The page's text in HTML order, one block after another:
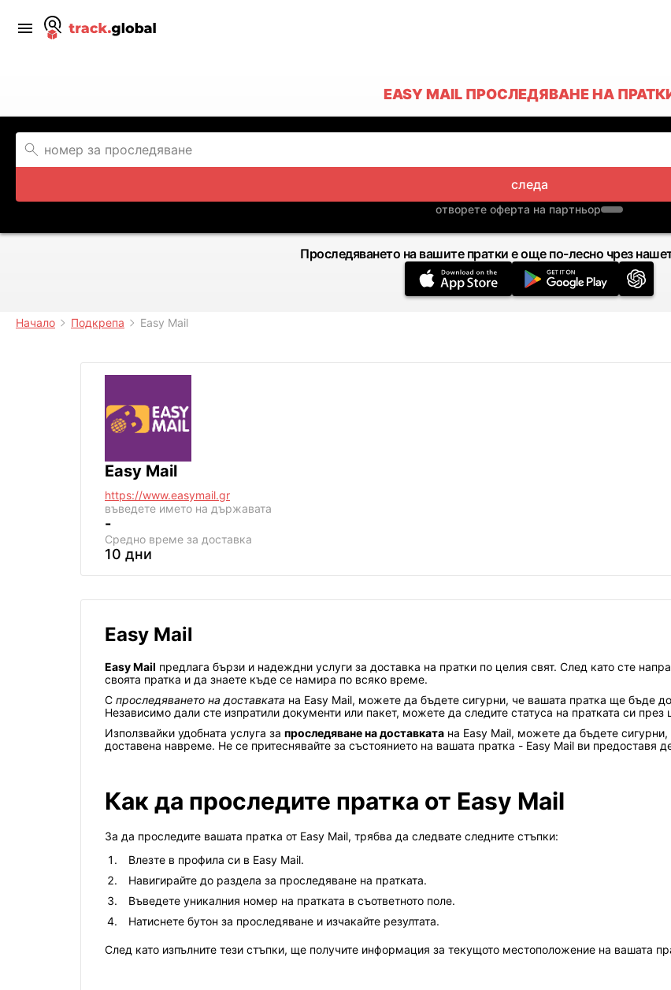
EASY MAIL ПРОСЛЕДЯВАНЕ НА
следа
отворете оферта на партньор
Проследяването на вашите пратки е още по-лесно чрез
Начало Подкрепа Easy Mail
Easy Mail
https://www.easymail.gr
въведете името на държавата
-
Средно време за доставка
10 дни
Easy Mail
Easy Mail предлага бързи и надеждни услуги за доставка на пратки по целия свят. След като сте
своята пратка и да знаете къде се намира по всяко време.
С проследяването на доставката на Easy Mail, можете да бъдете сигурни, че вашата пратка ще бъде
Независимо дали сте изпратили документи или пакет, можете да следите статуса на пратката си през
Използвайки удобната услуга за проследяване на доставката на Easy Mail, можете да бъдете
доставена навреме. Не се притеснявайте за състоянието на вашата пратка - Easy Mail ви предоставя
Как да проследите пратка от Easy Mail
За да проследите вашата пратка от Easy Mail, трябва да следвате следните стъпки:
Влезте в профила си в Easy Mail.
Навигирайте до раздела за проследяване на пратката.
Въведете уникалния номер на пратката в съответното поле.
Натиснете бутон за проследяване и изчакайте резултата.
След като изпълните тези стъпки, ще получите информация за текущото местоположение на вашата